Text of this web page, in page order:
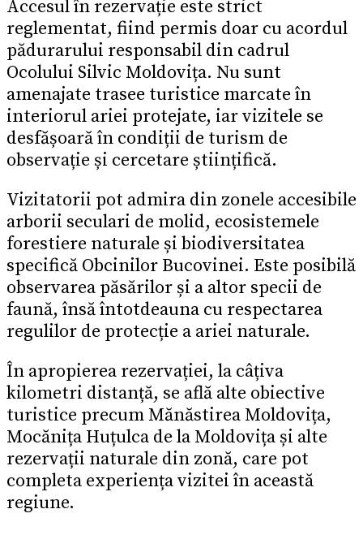
Accesul în rezervație este strict
reglementat, fiind permis doar cu acordul
pădurarului responsabil din cadrul
Ocolului Silvic Moldovița. Nu sunt
amenajate trasee turistice marcate în
interiorul ariei protejate, iar vizitele se
desfășoară în condiții de turism de
observație și cercetare științifică.
Vizitatorii pot admira din zonele accesibile
arborii seculari de molid, ecosistemele
forestiere naturale și biodiversitatea
specifică Obcinilor Bucovinei. Este posibilă
observarea păsărilor și a altor specii de
faună, însă întotdeauna cu respectarea
regulilor de protecție a ariei naturale.
În apropierea rezervației, la câțiva
kilometri distanță, se află alte obiective
turistice precum Mănăstirea Moldovița,
Mocănița Huțulca de la Moldovița și alte
rezervații naturale din zonă, care pot
completa experiența vizitei în această
regiune.